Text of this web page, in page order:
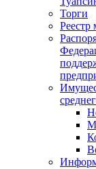
Торги
Реестр